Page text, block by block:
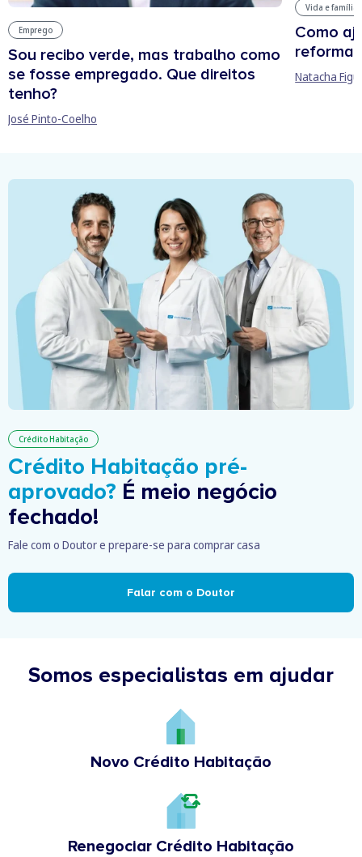
Emprego
Sou recibo verde, mas trabalho como
se fosse empregado. Que direitos
tenho?
José Pinto-Coelho
Vida e família
Como
reforma
Natacha
Crédito Habitação
Crédito Habitação pré-
aprovado? É meio negócio
fechado!
Fale com o Doutor e prepare-se para comprar casa
Falar com o Doutor
Somos especialistas em ajudar
Novo Crédito Habitação
Renegociar Crédito Habitação